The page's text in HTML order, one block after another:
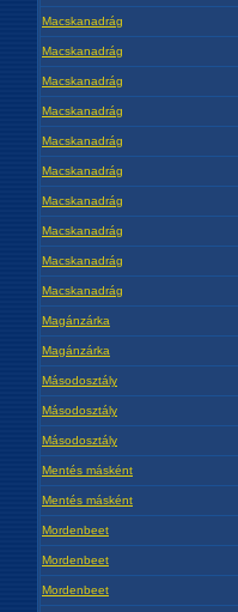
Macskanadrág
Macskanadrág
Macskanadrág
Macskanadrág
Macskanadrág
Macskanadrág
Macskanadrág
Macskanadrág
Macskanadrág
Macskanadrág
Magánzárka
Magánzárka
Másodosztály
Másodosztály
Másodosztály
Mentés másként
Mentés másként
Mordenbeet
Mordenbeet
Mordenbeet